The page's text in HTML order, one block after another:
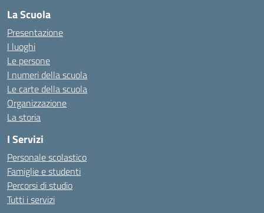
La Scuola
Presentazione
I luoghi
Le persone
I numeri della scuola
Le carte della scuola
Organizzazione
La storia
I Servizi
Personale scolastico
Famiglie e studenti
Percorsi di studio
Tutti i servizi